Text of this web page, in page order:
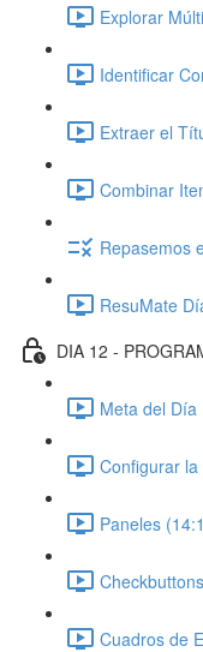
Explorar
Identificar
Extraer el
Combinar
Repasemos
ResuMate
DIA 12 -
Meta del Día
Configurar
Paneles
Cuadros de